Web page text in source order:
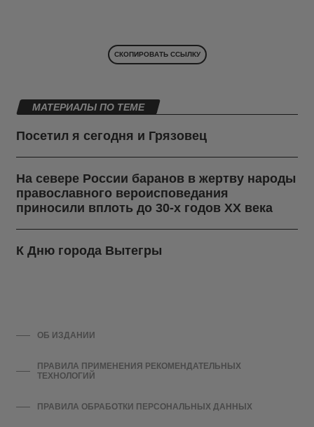
СКОПИРОВАТЬ ССЫЛКУ
МАТЕРИАЛЫ ПО ТЕМЕ
Посетил я сегодня и Грязовец
На севере России баранов в жертву народы
православного вероисповедания
приносили вплоть до 30-х годов ХХ века
К Дню города Вытегры
ОБ ИЗДАНИИ
ПРАВИЛА ПРИМЕНЕНИЯ РЕКОМЕНДАТЕЛЬНЫХ
ТЕХНОЛОГИЙ
ПРАВИЛА ОБРАБОТКИ ПЕРСОНАЛЬНЫХ ДАННЫХ